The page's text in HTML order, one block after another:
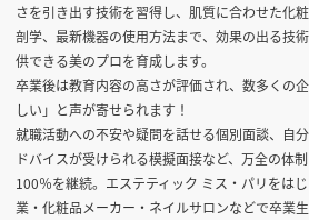
さを引き出す技術を習得し、肌質に合わせた化
剖学、最新機器の使用方法まで、効果の出る技
供できる美のプロを育成します。
卒業後は教育内容の高さが評価され、数多くの
しい」と声が寄せられます！
就職活動への不安や疑問を話せる個別面談、自
ドバイスが受けられる模擬面接など、万全の体
100％を継続。エステティック ミス・パリをは
業・化粧品メーカー・ネイルサロンなどで卒業